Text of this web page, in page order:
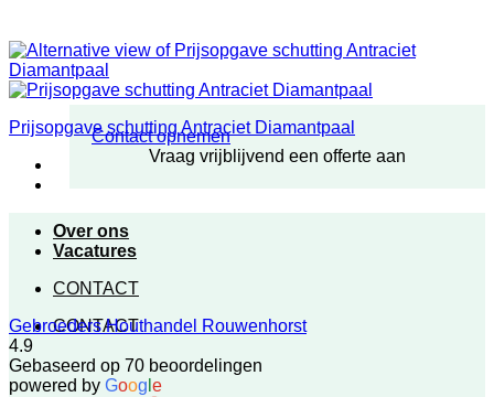
Contact opnemen
Vraag vrijblijvend een offerte aan
Over ons
Vacatures
CONTACT
CONTACT
Prijsopgave schutting Antraciet Diamantpaal
Gebroeders Houthandel Rouwenhorst
4.9
Gebaseerd op 70 beoordelingen
powered by Goog e